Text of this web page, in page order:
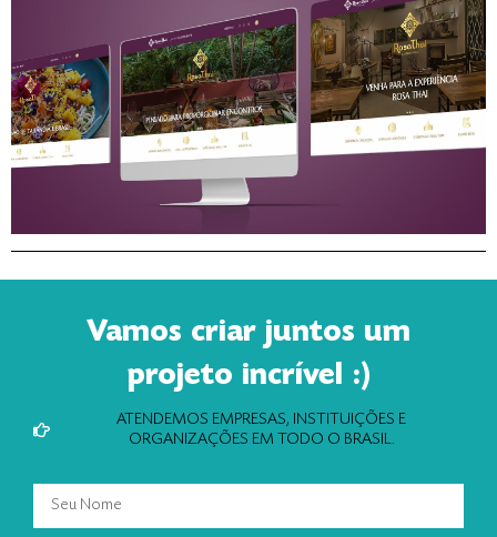
Vamos criar juntos um
projeto incrível :)
ATENDEMOS EMPRESAS, INSTITUIÇÕES E
ORGANIZAÇÕES EM TODO O BRASIL.